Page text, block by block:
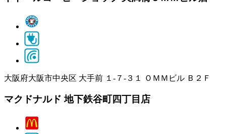
大阪府大阪市中央区 大手前 １‐７‐３１ ＯＭＭビル Ｂ２Ｆ
マクドナルド 地下鉄谷町四丁目店